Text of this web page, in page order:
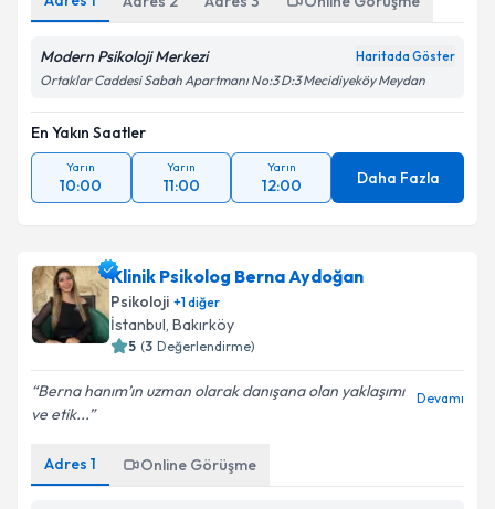
Modern Psikoloji Merkezi Haritada Göster
Ortaklar Caddesi Sabah Apartmanı No:3 D:3 Mecidiyeköy Meydan
En Yakın Saatler
Yarın
10:00
Yarın
11:00
Yarın
12:00 Daha Fazla
Klinik Psikolog Berna Aydoğan
Psikoloji +1diğer
İstanbul, Bakırköy
5 (3 Değerlendirme)
Berna hanım’ın uzman olarak danışana olan yaklaşımı
ve etik...
Devamı
Adres 1 Online Görüşme